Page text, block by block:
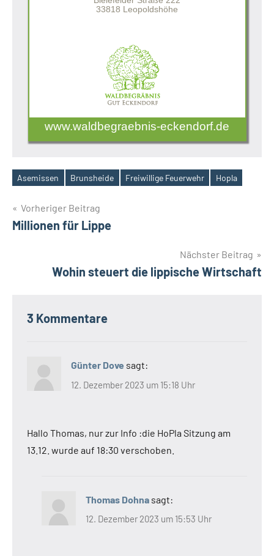
33818 Leopoldshöhe
www.waldbegraebnis-eckendorf.de
Schlagwörter
Asemissen Brunsheide Freiwillige Feuerwehr Hopla
Beitragsnavigation
Vorheriger Beitrag
Millionen für Lippe
Nächster Beitrag
Wohin steuert die lippische Wirtschaft
3 Kommentare
Günter Dove sagt:
12. Dezember 2023 um 15:18 Uhr
Hallo Thomas, nur zur Info :die HoPla Sitzung am
13.12. wurde auf 18:30 verschoben.
Thomas Dohna sagt:
12. Dezember 2023 um 15:53 Uhr